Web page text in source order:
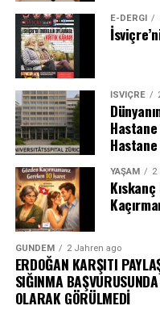
E-DERGI
İSVIÇRE
Hastane
YAŞAM 2
GÜNDEM 2 Jahren ago
ERDOĞAN KARŞITI
SIĞINMA
OLARAK GÖRÜLMEDİ